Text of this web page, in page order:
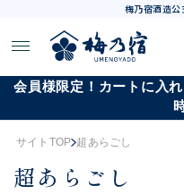
梅乃宿酒造
会員様限定！カートに入
サイトTOP 超あらごし
超あらごし